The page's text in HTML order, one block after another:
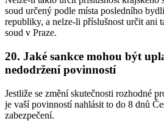
soud určený podle místa posledního
republiky, a nelze-li příslušnost určit ani
soud v Praze.
20. Jaké sankce mohou být
nedodržení povinností
Jestliže se změní skutečnosti rozhodné
je vaší povinností nahlásit to do 8 dnů
zabezpečení.